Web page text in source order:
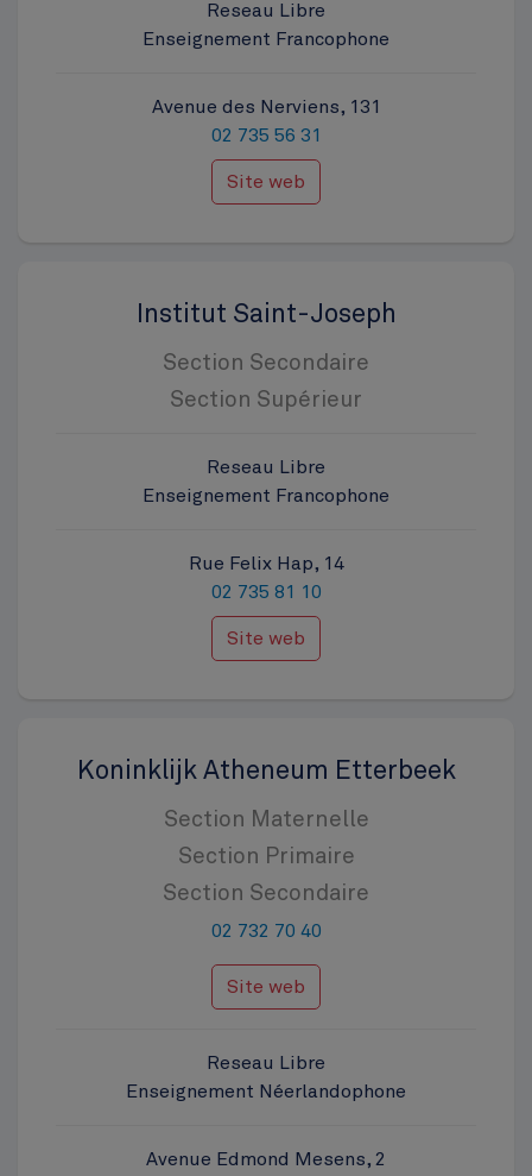
Reseau Libre
Enseignement Francophone
Avenue des Nerviens, 131
02 735 56 31
Site web
Institut Saint-Joseph
Section Secondaire
Section Supérieur
Reseau Libre
Enseignement Francophone
Rue Felix Hap, 14
02 735 81 10
Site web
Koninklijk Atheneum Etterbeek
Section Maternelle
Section Primaire
Section Secondaire
02 732 70 40
Site web
Reseau Libre
Enseignement Néerlandophone
Avenue Edmond Mesens, 2